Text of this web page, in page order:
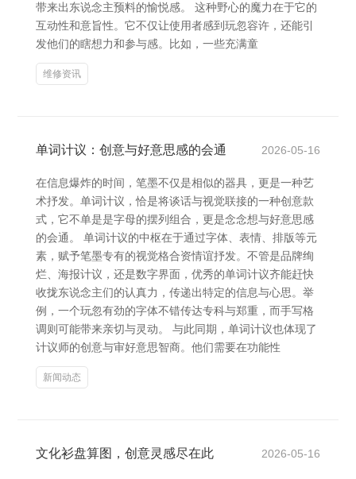
带来出东说念主预料的愉悦感。 这种野心的魔力在于它的
互动性和意旨性。它不仅让使用者感到玩忽容许，还能引
发他们的瞎想力和参与感。比如，一些充满童
维修资讯
单词计议：创意与好意思感的会通 2026-05-16
在信息爆炸的时间，笔墨不仅是相似的器具，更是一种艺
术抒发。单词计议，恰是将谈话与视觉联接的一种创意款
式，它不单是是字母的摆列组合，更是念念想与好意思感
的会通。 单词计议的中枢在于通过字体、表情、排版等元
素，赋予笔墨专有的视觉格合资情谊抒发。不管是品牌绚
烂、海报计议，还是数字界面，优秀的单词计议齐能赶快
收拢东说念主们的认真力，传递出特定的信息与心思。举
例，一个玩忽有劲的字体不错传达专科与郑重，而手写格
调则可能带来亲切与灵动。 与此同期，单词计议也体现了
计议师的创意与审好意思智商。他们需要在功能性
新闻动态
文化衫盘算图，创意灵感尽在此 2026-05-16